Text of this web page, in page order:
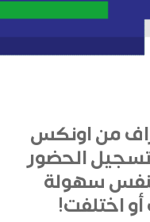
من اونكس
الحضور
بنفس سهولة
اختلفت!